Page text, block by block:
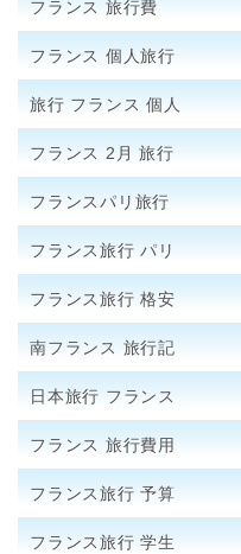
フランス 旅行費
フランス 個人旅行
旅行 フランス 個人
フランス 2月 旅行
フランスパリ旅行
フランス旅行 パリ
フランス旅行 格安
南フランス 旅行記
日本旅行 フランス
フランス 旅行費用
フランス旅行 予算
フランス旅行 学生